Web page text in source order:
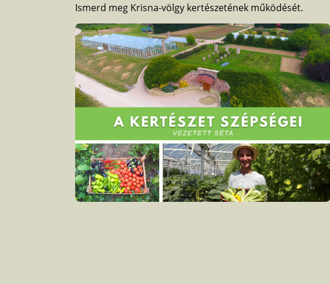
Ismerd meg Krisna-völgy kertészetének működését.